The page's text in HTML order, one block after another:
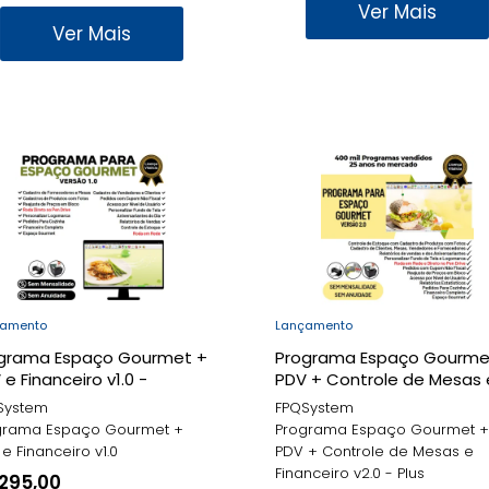
Ver Mais
Ver Mais
Espaço Gourmet +
e Financeiro v1.0 -
Espaço Gourmet +
e Financeiro v1.0
Lançamento
Programa Espaço
PDV + Controle de Mesas
Financeiro v2.0 - Plus -
FPQsystem
FPQSystem
Programa Espaço Gourmet +
PDV + Controle de Mesas e
Financeiro v2.0 - Plus